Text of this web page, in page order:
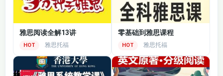
雅思阅读全解13讲
HOT 雅思托福
零基础到雅思课程
HOT 雅思托福